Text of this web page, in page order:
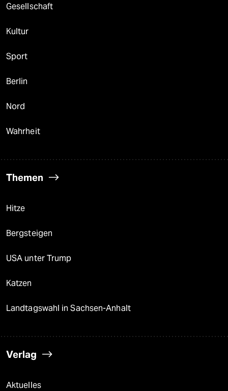
Gesellschaft
Kultur
Sport
Berlin
Nord
Wahrheit
Themen
Hitze
Bergsteigen
USA unter Trump
Katzen
Landtagswahl in Sachsen-Anhalt
Verlag
Aktuelles